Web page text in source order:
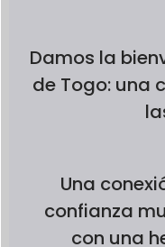
Damos la
de Togo: una
Una
confianza
con una